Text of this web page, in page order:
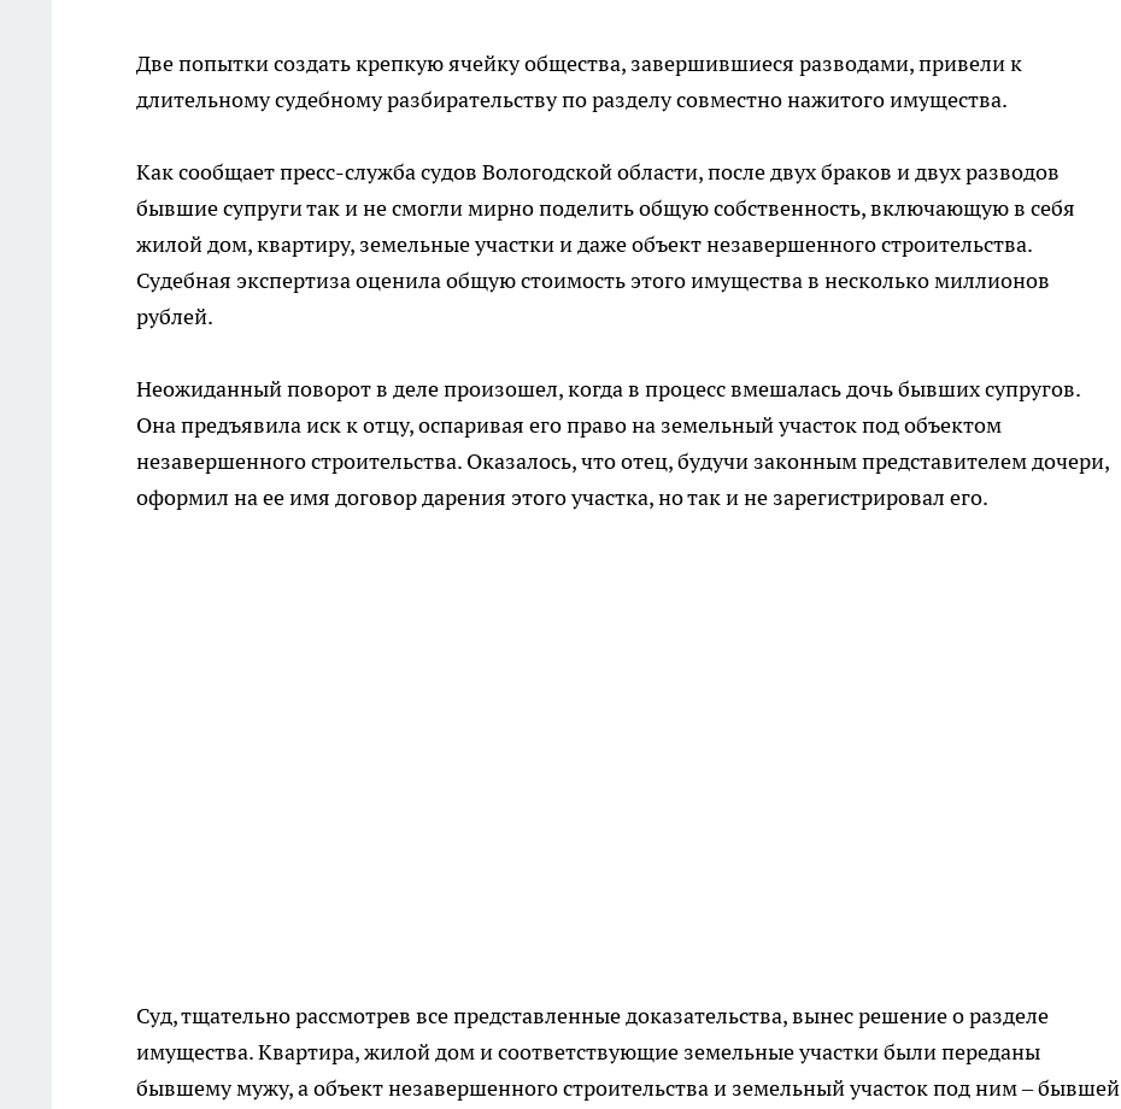
Две попытки создать крепкую ячейку общества, завершившиеся разводами, привели к
длительному судебному разбирательству по разделу совместно нажитого имущества.
Как сообщает пресс-служба судов Вологодской области, после двух браков и двух разводов
бывшие супруги так и не смогли мирно поделить общую собственность, включающую в себя
жилой дом, квартиру, земельные участки и даже объект незавершенного строительства.
Судебная экспертиза оценила общую стоимость этого имущества в несколько миллионов
рублей.
Неожиданный поворот в деле произошел, когда в процесс вмешалась дочь бывших супругов.
Она предъявила иск к отцу, оспаривая его право на земельный участок под объектом
незавершенного строительства. Оказалось, что отец, будучи законным представителем дочери,
оформил на ее имя договор дарения этого участка, но так и не зарегистрировал его.
Суд, тщательно рассмотрев все представленные доказательства, вынес решение о разделе
имущества. Квартира, жилой дом и соответствующие земельные участки были переданы
бывшему мужу, а объект незавершенного строительства и земельный участок под ним – бывшей